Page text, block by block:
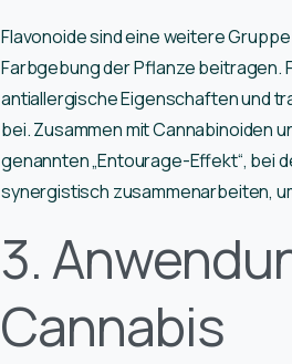
Flavonoide sind eine weitere
Farbgebung der Pflanze beitragen.
antiallergische Eigenschaften und
bei. Zusammen mit Cannabinoiden
genannten „Entourage-Effekt“, bei
synergistisch zusammenarbeiten,
3.
Cannabis